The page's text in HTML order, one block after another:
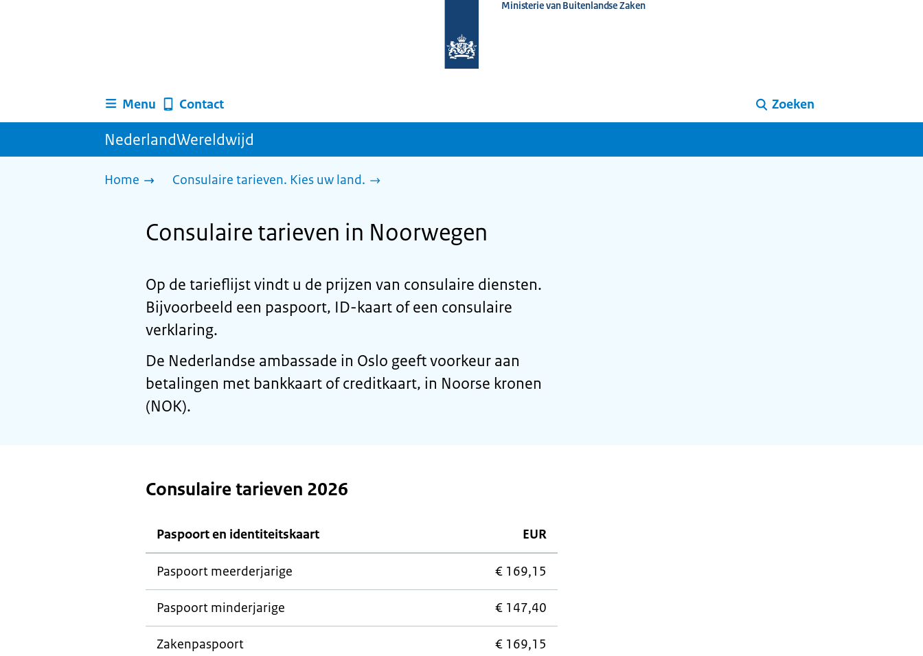
homepage
Ministerie van Buitenlandse Zaken
Menu Contact Zoeken
NederlandWereldwijd
Home Consulaire tarieven. Kies uw land.
Consulaire tarieven in Noorwegen
Op de tarieflijst vindt u de prijzen van consulaire diensten.
Bijvoorbeeld een paspoort, ID-kaart of een consulaire
verklaring.
De Nederlandse ambassade in Oslo geeft voorkeur aan
betalingen met bankkaart of creditkaart, in Noorse kronen
(NOK).
Consulaire tarieven 2026
Paspoort en identiteitskaart EUR
Paspoort meerderjarige € 169,15
Paspoort minderjarige € 147,40
Zakenpaspoort € 169,15